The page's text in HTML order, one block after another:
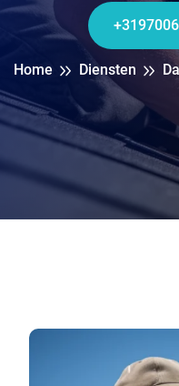
Home Diensten